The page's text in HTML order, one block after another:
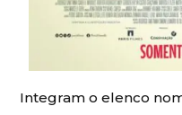
Integram o elenco